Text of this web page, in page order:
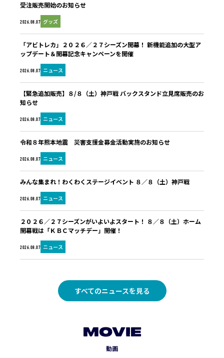
2026.08.07 グッズ
受注販売開始のお知らせ
2026.08.07 ニュース
「アビトレカ」２０２６／２７シーズン開幕！ 新機能追加の大型ア
ップデート＆開幕記念キャンペーンを開催
2026.08.07 ニュース
【緊急追加販売】８/８（土）神戸戦 バックスタンド立見席販売のお
知らせ
2026.08.07 ニュース
令和８年熊本地震 災害支援金募金活動実施のお知らせ
2026.08.07 ニュース
みんな集まれ！わくわくステージイベント ８／８（土）神戸戦
2026.08.07 ニュース
２０２６／２７シーズンがいよいよスタート！ ８／８（土）ホーム
開幕戦は「ＫＢＣマッチデー」開催！
すべてのニュースを見る
MOVIE
動画